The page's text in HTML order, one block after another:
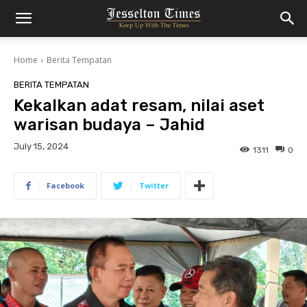
Home Berita Tempatan
BERITA TEMPATAN
Kekalkan adat resam, nilai aset
warisan budaya – Jahid
July 15, 2024 0
1311
Facebook Twitter